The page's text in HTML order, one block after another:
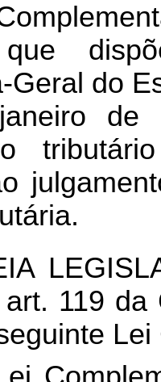
Geral do
de
119